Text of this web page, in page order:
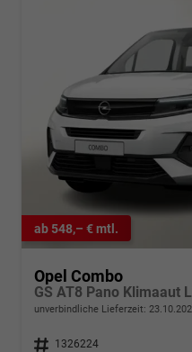
ab 548,– € mtl.
Opel Combo
GS AT8 Pano Klimaaut
unverbindliche Lieferzeit:
Fahrzeugnr. 1326224